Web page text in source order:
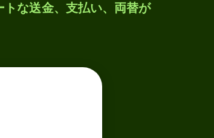
な送金、支払い、両替が